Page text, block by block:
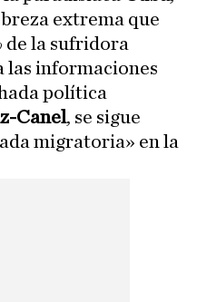
extrema que
de la sufridora
las informaciones
política
Canel, se sigue
migratoria» en la